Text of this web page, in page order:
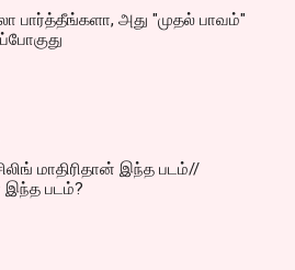
அது "முதல் பாவம்"
மாதிரிதான் இந்த படம்//
இந்த படம்?